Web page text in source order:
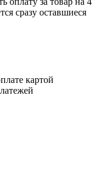
сразу оставшиеся
картой